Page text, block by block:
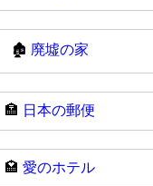
🏚️ 廃墟の家
🏣 日本の郵便
🏩愛のホテル